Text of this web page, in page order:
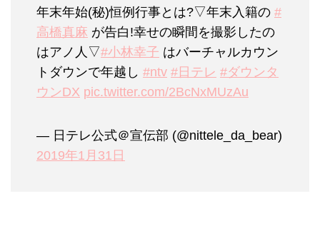
年末年始(秘)恒例行事とは?▽年末入籍の #
高橋真麻 が告白!幸せの瞬間を撮影したの
はアノ人▽#小林幸子 はバーチャルカウン
トダウンで年越し #ntv #日テレ #ダウンタ
ウンDX pic.twitter.com/2BcNxMUzAu
— 日テレ公式＠宣伝部 (@nittele_da_bear)
2019年1月31日